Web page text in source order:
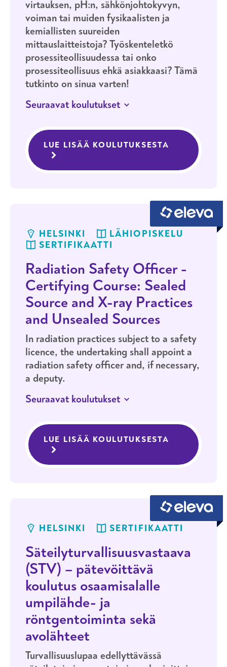
virtauksen, pH:n, sähkönjohtokyvyn,
voiman tai muiden fysikaalisten ja
kemiallisten suureiden
mittauslaitteistoja? Työskenteletkö
prosessiteollisuudessa tai onko
prosessiteollisuus ehkä asiakkaasi? Tämä
tutkinto on sinua varten!
Seuraavat koulutukset
Laboratorio- ja mittausalan
ammattitutkinto, prosessisuureiden
mittauslaitteiden kalibroinnin
JATKUVA HAKU
LUE LISÄÄ KOULUTUKSESTA
HELSINKI
LÄHIOPISKELU
SERTIFIKAATTI
Radiation Safety Officer -
Certifying Course: Sealed
Source and X-ray Practices
and Unsealed Sources
In radiation practices subject to a safety
licence, the undertaking shall appoint a
radiation safety officer and, if necessary,
a deputy.
Seuraavat koulutukset
Radiation Safety Officer - Certifying
Course: Sealed Source and X-ray
11.–12.11.2026
LÄHIOPISKELU
SERTIFIKAATTI
LUE LISÄÄ KOULUTUKSESTA RADIATION
HELSINKI SERTIFIKAATTI
Säteilyturvallisuusvastaava
(STV) – pätevöittävä
koulutus osaamisalalle
umpilähde- ja
röntgentoiminta sekä
avolähteet
Turvallisuuslupaa edellyttävässä